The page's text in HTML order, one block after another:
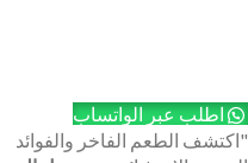
اطلب عبر الواتساب
"اكتشف الطعم الفاخر والفوائد